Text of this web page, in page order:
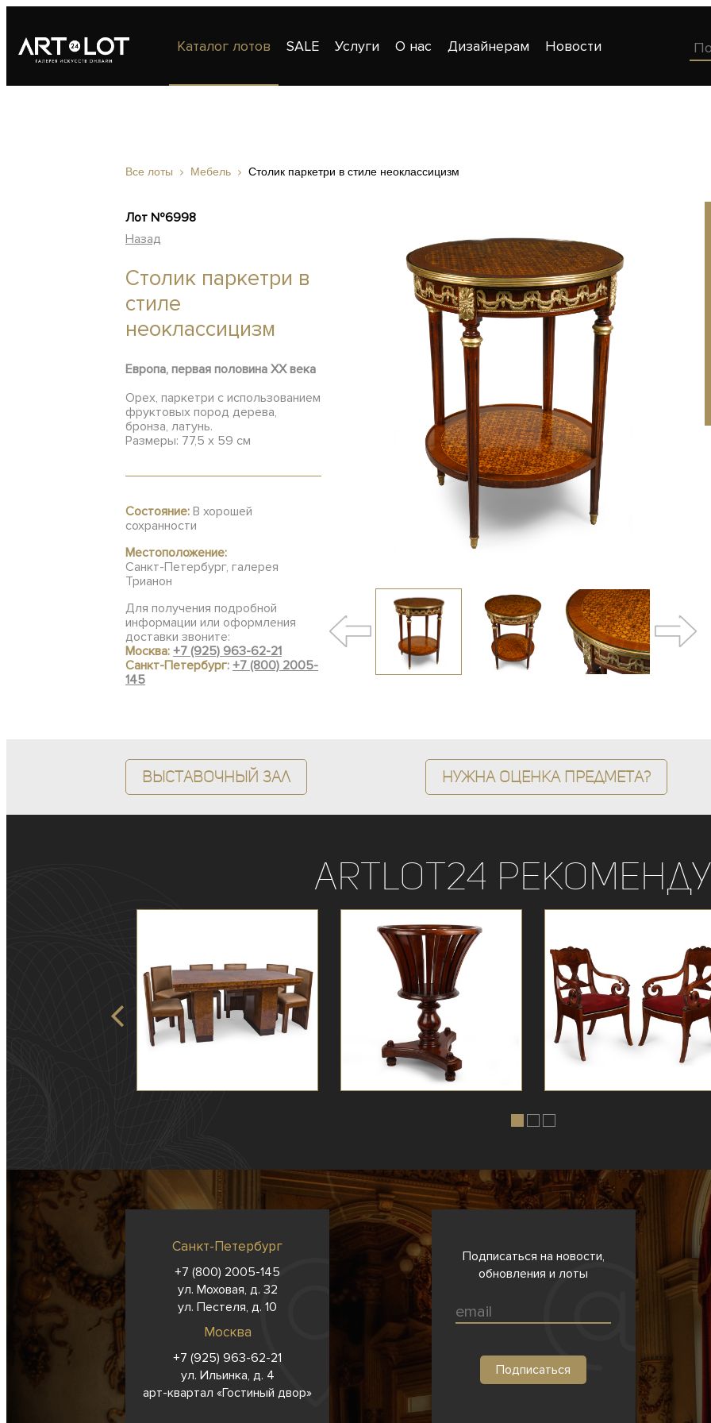
Каталог лотов SALE Услуги О нас Дизайнерам Новости
Все лоты Мебель Столик паркетри в стиле неоклассицизм
Лот №6998
Назад
Столик паркетри в
стиле
неоклассицизм
Европа, первая половина XX века
Орех, паркетри с использованием
фруктовых пород дерева,
бронза, латунь.
Размеры: 77,5 х 59 см
Состояние: В хорошей
сохранности
Местоположение:
Санкт-Петербург, галерея
Трианон
Для получения подробной
информации или оформления
доставки звоните:
Москва: +7 (925) 963-62-21
Санкт-Петербург: +7 (800) 2005-
145
Выставочный зал Нужна оценка предмета?
ArtLot24
Санкт-Петербург
+7 (800) 2005-145
ул. Моховая, д. 32
ул. Пестеля, д. 10
Москва
+7 (925) 963-62-21
ул. Ильинка, д. 4
арт-квартал «Гостиный двор»
Подписаться на новости,
обновления и лоты